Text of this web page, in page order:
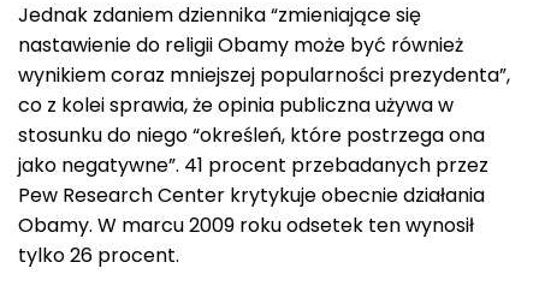
Jednak zdaniem dziennika “zmieniające się
nastawienie do religii Obamy może być również
wynikiem coraz mniejszej popularności prezydenta”,
co z kolei sprawia, że opinia publiczna używa w
stosunku do niego “określeń, które postrzega ona
jako negatywne”. 41 procent przebadanych przez
Pew Research Center krytykuje obecnie działania
Obamy. W marcu 2009 roku odsetek ten wynosił
tylko 26 procent.